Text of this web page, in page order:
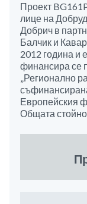
Проект
лице на
Добрич в
Балчик и
2012 година и
финансира се
„Регионално
Европейския
Общата